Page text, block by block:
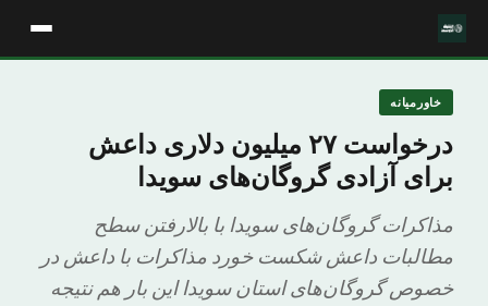
خاورمیانه
درخواست ۲۷ میلیون دلاری داعش
برای آزادی گروگان‌های سویدا
مذاکرات گروگان‌های سویدا با بالارفتن سطح
مطالبات داعش شکست خورد مذاکرات با داعش در
خصوص گروگان‌های استان سویدا این بار هم نتیجه